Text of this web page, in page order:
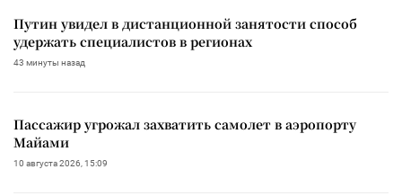
Путин увидел в дистанционной занятости способ
удержать специалистов в регионах
43 минуты назад
Пассажир угрожал захватить самолет в аэропорту
Майами
10 августа 2026, 15:09